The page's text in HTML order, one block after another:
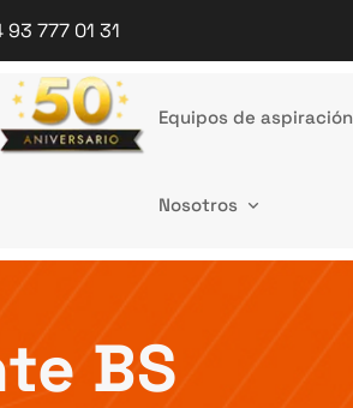
93 777 01 31
Equipos de aspiración
Nosotros
BS